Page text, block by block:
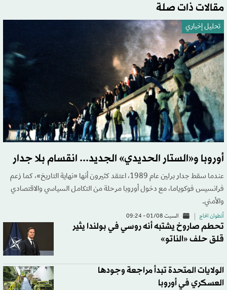
مقالات ذات صلة
تحليل إخباري
أوروبا و«الستار الحديدي» الجديد... انقسام بلا جدار
عندما سقط جدار برلين عام 1989، اعتقد كثيرون أنها «نهاية التاريخ»، كما زعم
فرانسيس فوكوياما، مع دخول أوروبا مرحلة من التكامل السياسي والاقتصادي
والأمني.
أنطوان الحاج السبت 01/08 - 09:24
تحطم صاروخ يشتبه أنه روسي في بولندا يثير
قلق حلف «الناتو»
الولايات المتحدة تبدأ مراجعة وجودها
العسكري في أوروبا